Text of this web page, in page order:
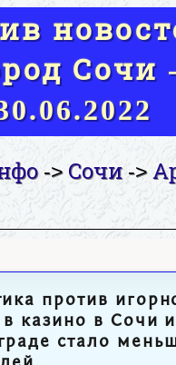
Сочи
-> Сочи->
против
в казино в Сочи и
стало